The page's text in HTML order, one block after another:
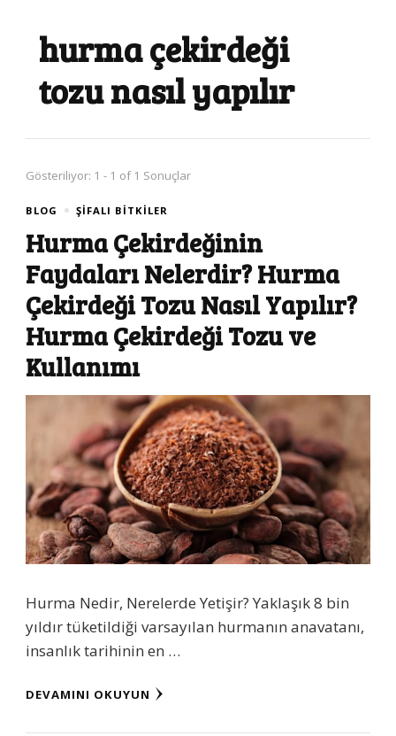
hurma çekirdeği
tozu nasıl yapılır
Gösteriliyor: 1 - 1 of 1 Sonuçlar
BLOG ŞIFALI BITKILER
Hurma Çekirdeğinin
Faydaları Nelerdir? Hurma
Çekirdeği Tozu Nasıl Yapılır?
Hurma Çekirdeği Tozu ve
Kullanımı
Hurma Nedir, Nerelerde Yetişir? Yaklaşık 8 bin
yıldır tüketildiği varsayılan hurmanın anavatanı,
insanlık tarihinin en …
DEVAMINI OKUYUN